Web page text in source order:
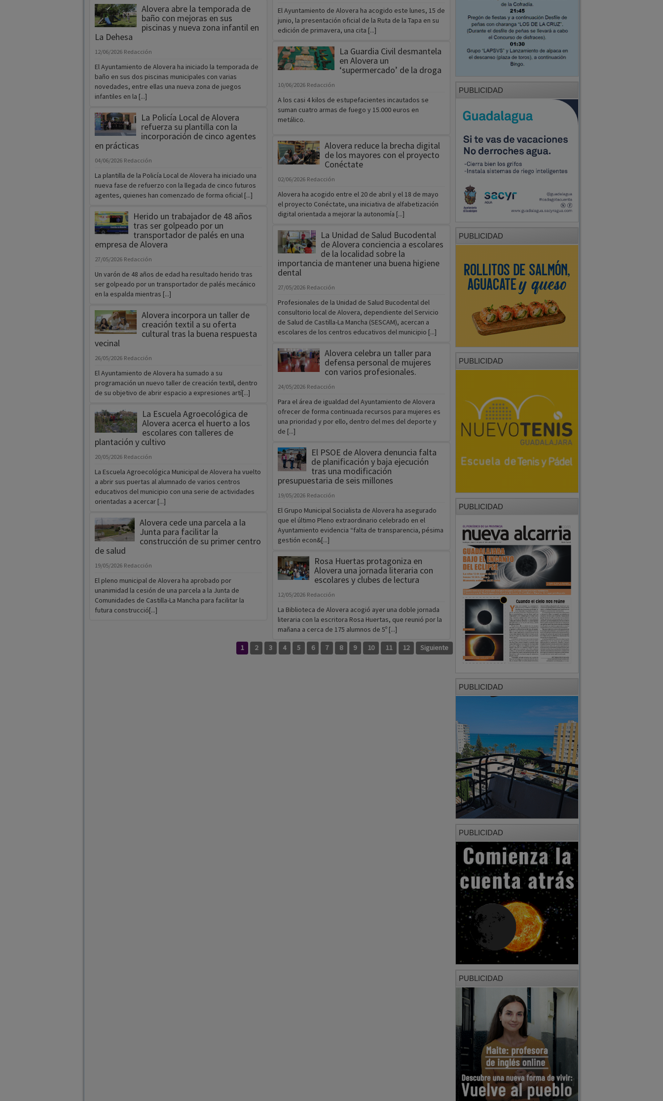
Alovera abre la temporada de
baño con mejoras en sus
piscinas y nueva zona infantil en
La Dehesa
12/06/2026 Redacción
El Ayuntamiento de Alovera ha iniciado la temporada de
baño en sus dos piscinas municipales con varias
novedades, entre ellas una nueva zona de juegos
infantiles en la [...]
La Policía Local de Alovera
refuerza su plantilla con la
incorporación de cinco agentes
en prácticas
04/06/2026 Redacción
La plantilla de la Policía Local de Alovera ha iniciado una
nueva fase de refuerzo con la llegada de cinco futuros
agentes, quienes han comenzado de forma oficial [...]
Herido un trabajador de 48 años
tras ser golpeado por un
transportador de palés en una
empresa de Alovera
27/05/2026 Redacción
Un varón de 48 años de edad ha resultado herido tras
ser golpeado por un transportador de palés mecánico
en la espalda mientras [...]
Alovera incorpora un taller de
creación textil a su oferta
cultural tras la buena respuesta
vecinal
26/05/2026 Redacción
El Ayuntamiento de Alovera ha sumado a su
programación un nuevo taller de creación textil, dentro
de su objetivo de abrir espacio a expresiones artí[...]
La Escuela Agroecológica de
Alovera acerca el huerto a los
escolares con talleres de
plantación y cultivo
20/05/2026 Redacción
La Escuela Agroecológica Municipal de Alovera ha vuelto
a abrir sus puertas al alumnado de varios centros
educativos del municipio con una serie de actividades
orientadas a acercar [...]
Alovera cede una parcela a la
Junta para facilitar la
construcción de su primer centro
de salud
19/05/2026 Redacción
El pleno municipal de Alovera ha aprobado por
unanimidad la cesión de una parcela a la Junta de
Comunidades de Castilla-La Mancha para facilitar la
futura construcció[...]
El Ayuntamiento de Alovera ha acogido este lunes, 15 de
junio, la presentación oficial de la Ruta de la Tapa en su
edición de primavera, una cita [...]
La Guardia Civil desmantela
en Alovera un
‘supermercado’ de la droga
10/06/2026 Redacción
A los casi 4 kilos de estupefacientes incautados se
suman cuatro armas de fuego y 15.000 euros en
metálico.
Alovera reduce la brecha digital
de los mayores con el proyecto
Conéctate
02/06/2026 Redacción
Alovera ha acogido entre el 20 de abril y el 18 de mayo
el proyecto Conéctate, una iniciativa de alfabetización
digital orientada a mejorar la autonomía [...]
La Unidad de Salud Bucodental
de Alovera conciencia a escolares
de la localidad sobre la
importancia de mantener una buena higiene
dental
27/05/2026 Redacción
Profesionales de la Unidad de Salud Bucodental del
consultorio local de Alovera, dependiente del Servicio
de Salud de Castilla-La Mancha (SESCAM), acercan a
escolares de los centros educativos del municipio [...]
Alovera celebra un taller para
defensa personal de mujeres
con varios profesionales.
24/05/2026 Redacción
Para el área de igualdad del Ayuntamiento de Alovera
ofrecer de forma continuada recursos para mujeres es
una prioridad y por ello, dentro del mes del deporte y
de [...]
El PSOE de Alovera denuncia falta
de planificación y baja ejecución
tras una modificación
presupuestaria de seis millones
19/05/2026 Redacción
El Grupo Municipal Socialista de Alovera ha asegurado
que el último Pleno extraordinario celebrado en el
Ayuntamiento evidencia “falta de transparencia, pésima
gestión econ&[...]
Rosa Huertas protagoniza en
Alovera una jornada literaria con
escolares y clubes de lectura
12/05/2026 Redacción
La Biblioteca de Alovera acogió ayer una doble jornada
literaria con la escritora Rosa Huertas, que reunió por la
mañana a cerca de 175 alumnos de 5º [...]
1 2 3 4 5 6 7 8 9 10 11 12 Siguiente
PUBLICIDAD
PUBLICIDAD
PUBLICIDAD
PUBLICIDAD
PUBLICIDAD
PUBLICIDAD
PUBLICIDAD